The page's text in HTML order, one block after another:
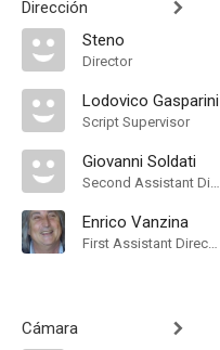
Dirección
Steno
Director
Lodovico Gasparini
Script Supervisor
Giovanni Soldati
Second Assistant Director
Enrico Vanzina
First Assistant Director
Cámara